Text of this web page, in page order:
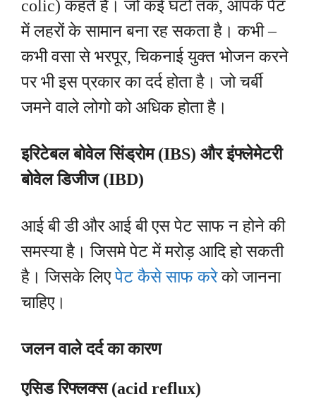
colic) कहते है। जो कई घंटो तक, आपके पेट
में लहरों के सामान बना रह सकता है। कभी –
कभी वसा से भरपूर, चिकनाई युक्त भोजन करने
पर भी इस प्रकार का दर्द होता है। जो चर्बी
जमने वाले लोगो को अधिक होता है।
इरिटेबल बोवेल सिंड्रोम (IBS) और इंफ्लेमेटरी
बोवेल डिजीज (IBD)
आई बी डी और आई बी एस पेट साफ न होने की
समस्या है। जिसमे पेट में मरोड़ आदि हो सकती
है। जिसके लिएपेट कैसे साफ करेको जानना
चाहिए।
जलन वाले दर्द का कारण
एसिड रिफ्लक्स (acid reflux)